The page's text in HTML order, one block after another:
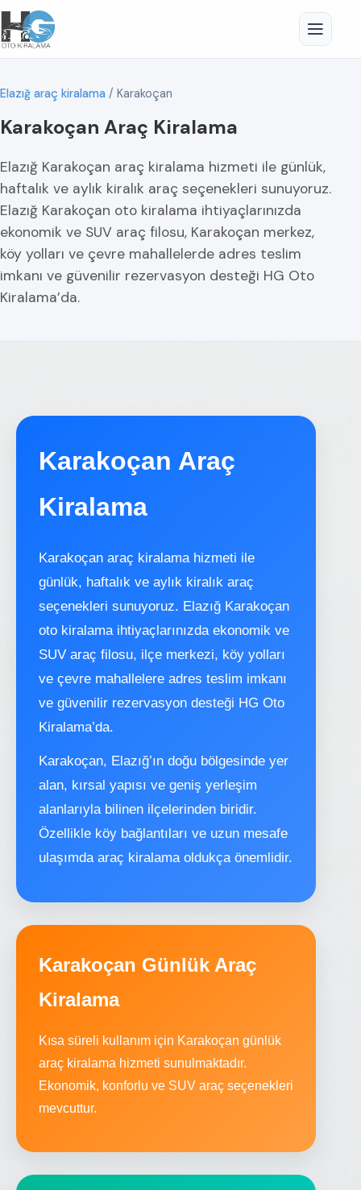
Elazığ araç kiralama / Karakoçan
Karakoçan Araç Kiralama
Elazığ Karakoçan araç kiralama hizmeti ile günlük,
haftalık ve aylık kiralık araç seçenekleri sunuyoruz.
Elazığ Karakoçan oto kiralama ihtiyaçlarınızda
ekonomik ve SUV araç filosu, Karakoçan merkez,
köy yolları ve çevre mahallelerde adres teslim
imkanı ve güvenilir rezervasyon desteği HG Oto
Kiralama’da.
Karakoçan Araç
Kiralama
Karakoçan araç kiralama hizmeti ile
günlük, haftalık ve aylık kiralık araç
seçenekleri sunuyoruz. Elazığ Karakoçan
oto kiralama ihtiyaçlarınızda ekonomik ve
SUV araç filosu, ilçe merkezi, köy yolları
ve çevre mahallelere adres teslim imkanı
ve güvenilir rezervasyon desteği HG Oto
Kiralama’da.
Karakoçan, Elazığ’ın doğu bölgesinde yer
alan, kırsal yapısı ve geniş yerleşim
alanlarıyla bilinen ilçelerinden biridir.
Özellikle köy bağlantıları ve uzun mesafe
ulaşımda araç kiralama oldukça önemlidir.
Karakoçan Günlük Araç
Kiralama
Kısa süreli kullanım için Karakoçan günlük
araç kiralama hizmeti sunulmaktadır.
Ekonomik, konforlu ve SUV araç seçenekleri
mevcuttur.